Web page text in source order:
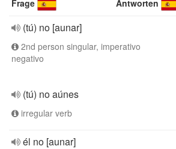
Frage Antworten
(tú) no [aunar]
2nd person singular, imperativo
negativo
(tú) no aúnes
irregular verb
él no [aunar]